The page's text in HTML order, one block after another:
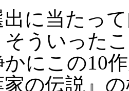
に当たって
そういった
かにこの10
の伝説』